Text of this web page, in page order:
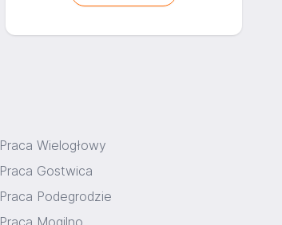
Praca Wielogłowy
Praca Gostwica
Praca Podegrodzie
Praca Mogilno